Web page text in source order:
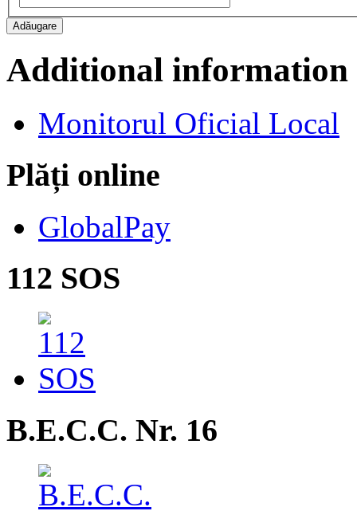
Adăugare
Additional information
Monitorul Oficial Local
Plăți online
GlobalPay
112 SOS
B.E.C.C. Nr. 16